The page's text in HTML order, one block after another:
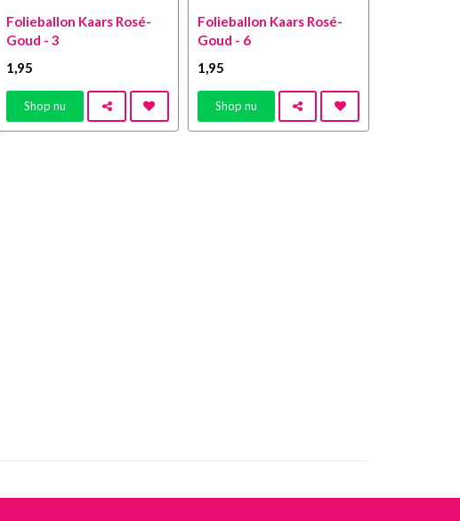
Folieballon Kaars Rosé-
Goud - 3
1,95
Shop nu
Folieballon Kaars Rosé-
Goud - 6
1,95
Shop nu